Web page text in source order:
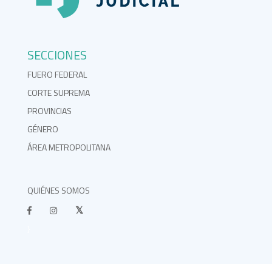
SECCIONES
FUERO FEDERAL
CORTE SUPREMA
PROVINCIAS
GÉNERO
ÁREA METROPOLITANA
QUIÉNES SOMOS